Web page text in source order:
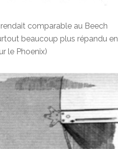
comparable au Beech
beaucoup plus répandu en
le Phoenix)